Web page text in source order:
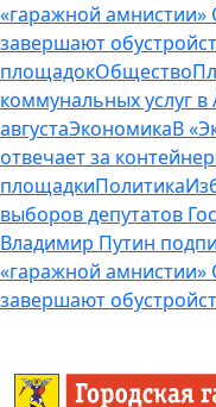
«гаражной амнистии»
завершают
площадокОбщество
коммунальных услуг в
августаЭкономикаВ
отвечает за
площадкиПолитика
выборов депутатов
Владимир Путин
«гаражной амнистии»
завершают